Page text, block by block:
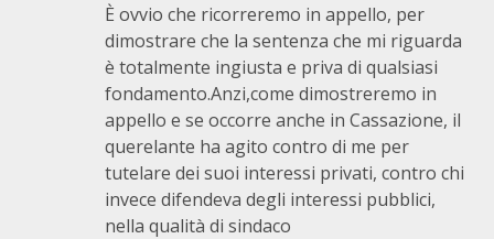
È ovvio che ricorreremo in appello, per
dimostrare che la sentenza che mi riguarda
è totalmente ingiusta e priva di qualsiasi
fondamento.Anzi,come dimostreremo in
appello e se occorre anche in Cassazione, il
querelante ha agito contro di me per
tutelare dei suoi interessi privati, contro chi
invece difendeva degli interessi pubblici,
nella qualità di sindaco